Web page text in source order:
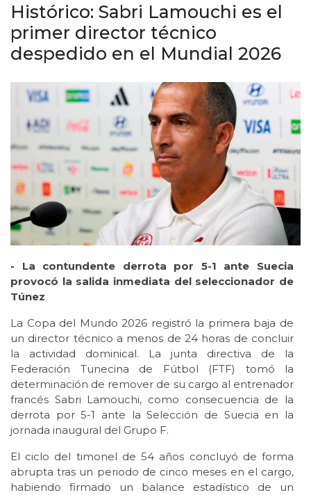
Histórico: Sabri Lamouchi es el
primer director técnico
despedido en el Mundial 2026
- La contundente derrota por 5-1 ante Suecia
provocó la salida inmediata del seleccionador de
Túnez
La Copa del Mundo 2026 registró la primera baja de
un director técnico a menos de 24 horas de concluir
la actividad dominical. La junta directiva de la
Federación Tunecina de Fútbol (FTF) tomó la
determinación de remover de su cargo al entrenador
francés Sabri Lamouchi, como consecuencia de la
derrota por 5-1 ante la Selección de Suecia en la
jornada inaugural del Grupo F.
El ciclo del timonel de 54 años concluyó de forma
abrupta tras un periodo de cinco meses en el cargo,
habiendo firmado un balance estadístico de un